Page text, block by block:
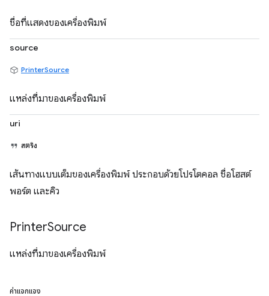
ชื่อที่แสดงของเครื่องพิมพ์
source
PrinterSource
แหล่งที่มาของเครื่องพิมพ์
uri
สตริง
เส้นทางแบบเต็มของเครื่องพิมพ์ ประกอบด้วยโปรโตคอล ชื่อโฮสต์
พอร์ต และคิว
PrinterSource
แหล่งที่มาของเครื่องพิมพ์
ค่าแจกแจง